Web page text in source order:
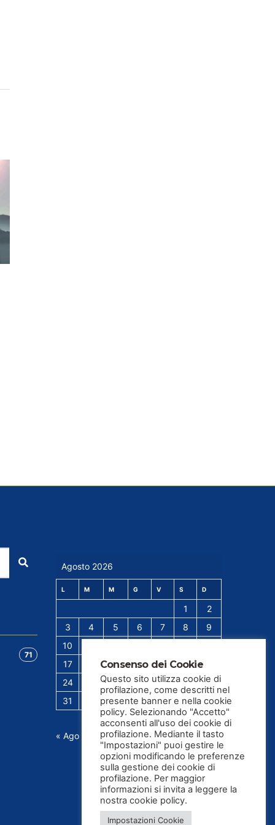
71
Agosto 2026
L M M G V S D
1
2
3
4 5 6 7 8
9
10
17
19 20 21 22
24
26 27 28 29
30
31
« Ago
Consenso dei Cookie
Questo sito utilizza cookie di
profilazione, come descritti nel
presente banner e nella cookie
policy. Selezionando "Accetto"
acconsenti all'uso dei cookie di
profilazione. Mediante il tasto
"Impostazioni" puoi gestire le
opzioni modificando le preferenze
sulla gestione dei cookie di
profilazione. Per maggior
informazioni si invita a leggere la
nostra cookie policy.
Impostazioni Cookie